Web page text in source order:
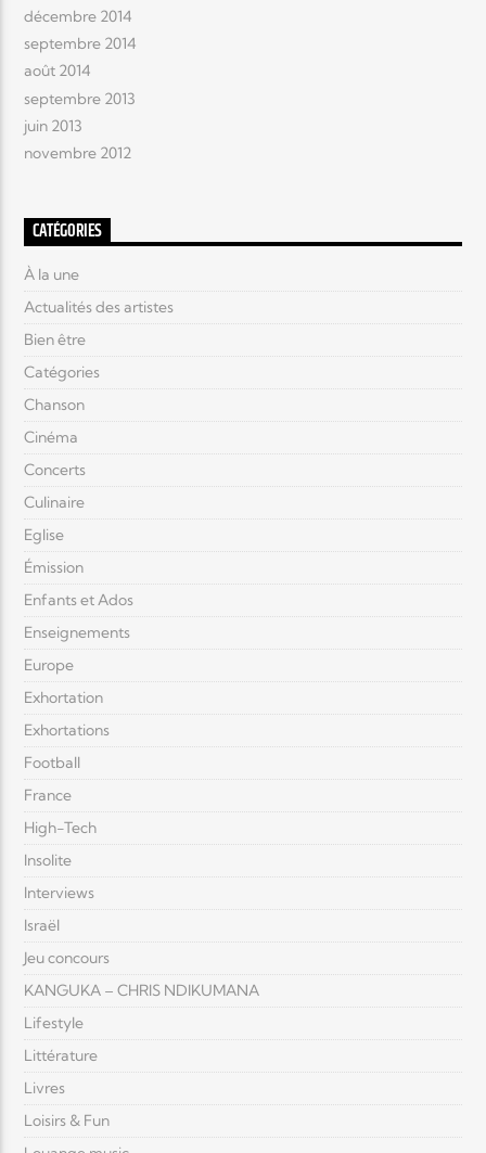
décembre 2014
septembre 2014
août 2014
septembre 2013
juin 2013
novembre 2012
CATÉGORIES
À la une
Actualités des artistes
Bien être
Catégories
Chanson
Cinéma
Concerts
Culinaire
Eglise
Émission
Enfants et Ados
Enseignements
Europe
Exhortation
Exhortations
Football
France
High-Tech
Insolite
Interviews
Israël
Jeu concours
KANGUKA – CHRIS NDIKUMANA
Lifestyle
Littérature
Livres
Loisirs & Fun